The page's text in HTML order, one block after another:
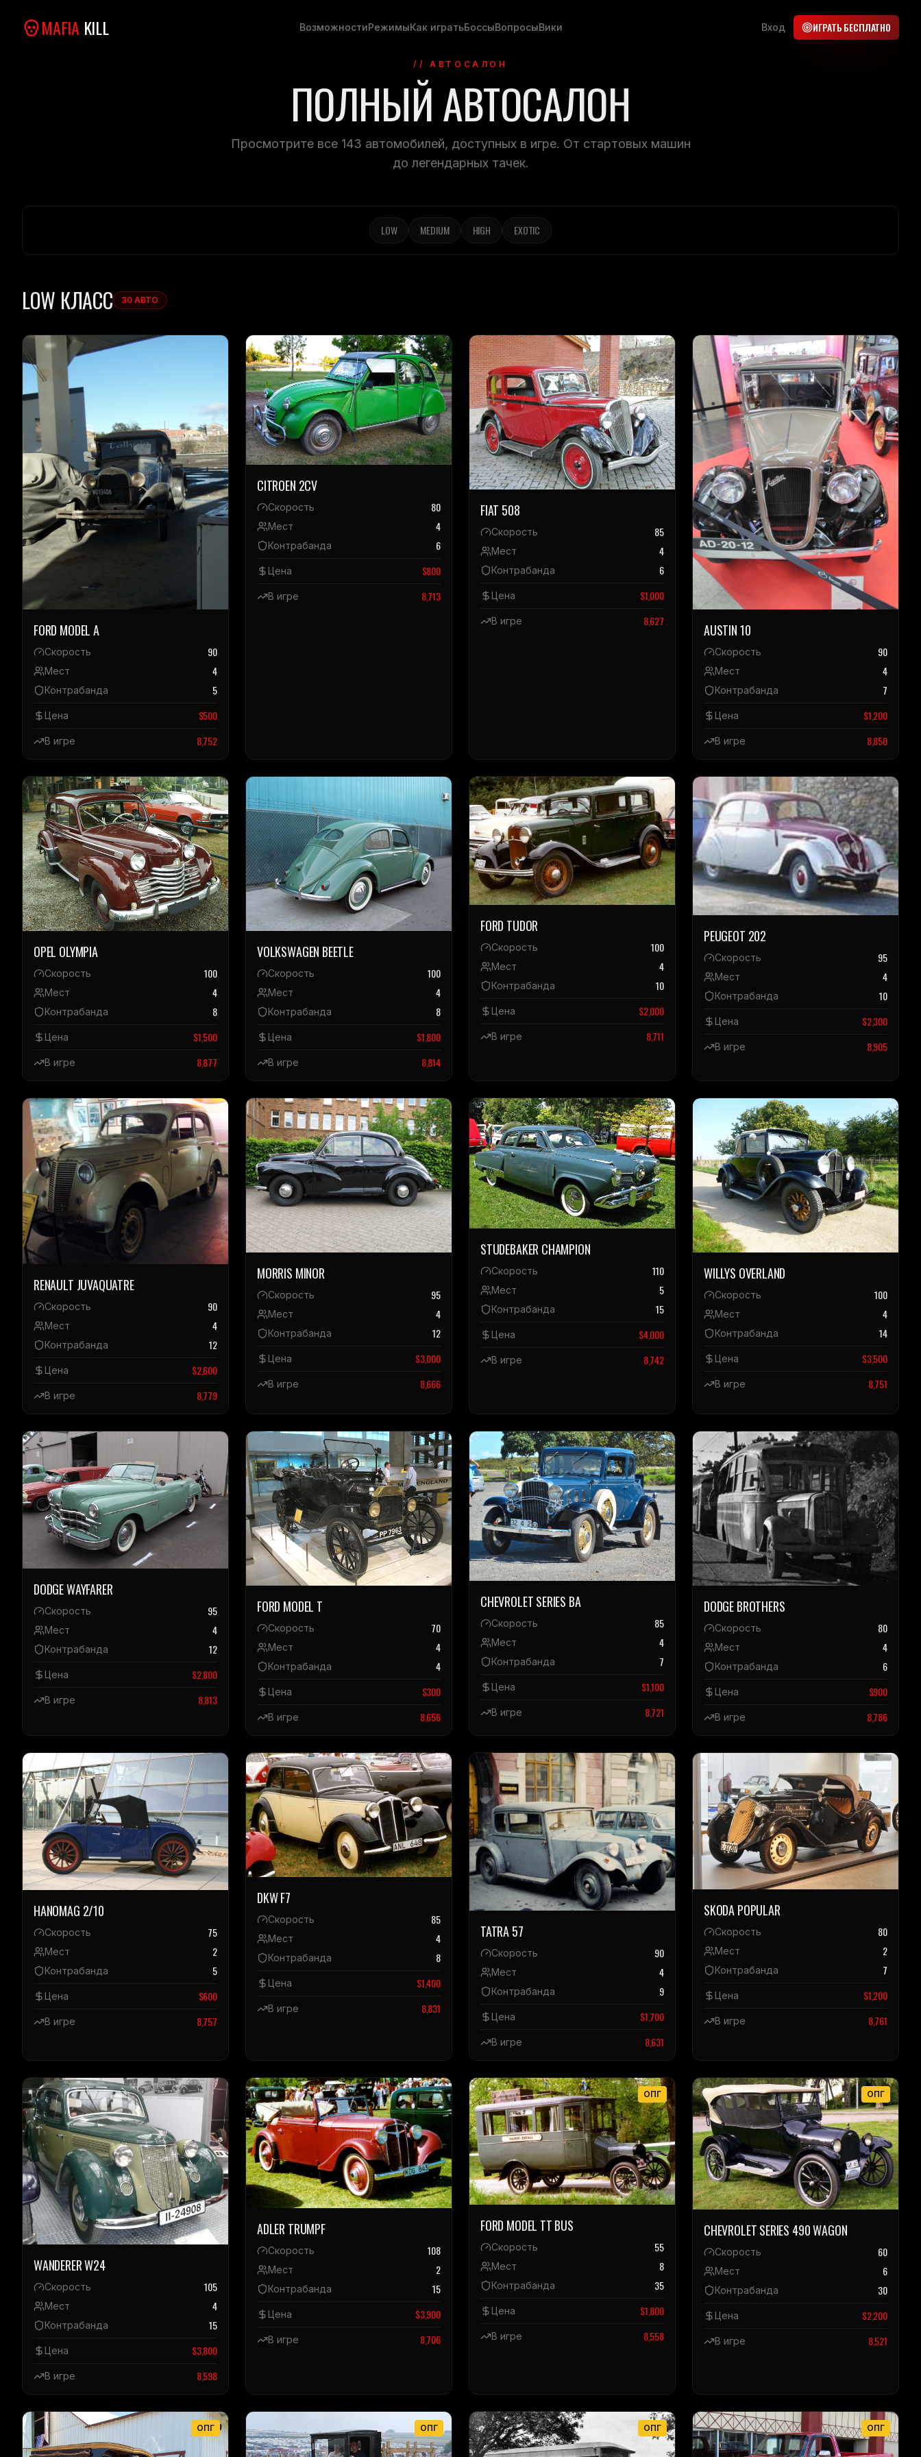
MAFIA KILL ВозможностиРежимыКак игратьБоссыВопросыВики Вход ИГРАТЬ БЕСПЛАТНО
// АВТОСАЛОН
ПОЛНЫЙ АВТОСАЛОН
Просмотрите все 143 автомобилей, доступных в игре. От стартовых машин
до легендарных тачек.
LOW MEDIUM HIGH EXOTIC
LOW КЛАСС 30 АВТО
FORD MODEL A
Скорость 90
Мест 4
Контрабанда 5
Цена $500
В игре 8,752
CITROEN 2CV
Скорость 80
Мест 4
Контрабанда 6
Цена $800
В игре 8,713
FIAT 508
Скорость 85
Мест 4
Контрабанда 6
Цена $1,000
В игре 8,627
AUSTIN 10
Скорость 90
Мест 4
Контрабанда 7
Цена $1,200
В игре 8,850
OPEL OLYMPIA
Скорость 100
Мест 4
Контрабанда 8
Цена $1,500
В игре 8,877
VOLKSWAGEN BEETLE
Скорость 100
Мест 4
Контрабанда 8
Цена $1,800
В игре 8,814
FORD TUDOR
Скорость 100
Мест 4
Контрабанда 10
Цена $2,000
В игре 8,711
PEUGEOT 202
Скорость 95
Мест 4
Контрабанда 10
Цена $2,300
В игре 8,905
RENAULT JUVAQUATRE
Скорость 90
Мест 4
Контрабанда 12
Цена $2,600
В игре 8,779
MORRIS MINOR
Скорость 95
Мест 4
Контрабанда 12
Цена $3,000
В игре 8,666
STUDEBAKER CHAMPION
Скорость 110
Мест 5
Контрабанда 15
Цена $4,000
В игре 8,742
WILLYS OVERLAND
Скорость 100
Мест 4
Контрабанда 14
Цена $3,500
В игре 8,751
DODGE WAYFARER
Скорость 95
Мест 4
Контрабанда 12
Цена $2,800
В игре 8,813
FORD MODEL T
Скорость 70
Мест 4
Контрабанда 4
Цена $300
В игре 8,656
CHEVROLET SERIES BA
Скорость 85
Мест 4
Контрабанда 7
Цена $1,100
В игре 8,721
DODGE BROTHERS
Скорость 80
Мест 4
Контрабанда 6
Цена $900
В игре 8,786
HANOMAG 2/10
Скорость 75
Мест 2
Контрабанда 5
Цена $600
В игре 8,757
DKW F7
Скорость 85
Мест 4
Контрабанда 8
Цена $1,400
В игре 8,831
TATRA 57
Скорость 90
Мест 4
Контрабанда 9
Цена $1,700
В игре 8,631
SKODA POPULAR
Скорость 80
Мест 2
Контрабанда 7
Цена $1,200
В игре 8,761
WANDERER W24
Скорость 105
Мест 4
Контрабанда 15
Цена $3,800
В игре 8,598
ADLER TRUMPF
Скорость 108
Мест 2
Контрабанда 15
Цена $3,900
В игре 8,706
ОПГ
FORD MODEL TT BUS
Скорость 55
Мест 8
Контрабанда 35
Цена $1,800
В игре 8,558
ОПГ
CHEVROLET SERIES 490 WAGON
Скорость 60
Мест 6
Контрабанда 30
Цена $2,200
В игре 8,521
ОПГ ОПГ ОПГ ОПГ